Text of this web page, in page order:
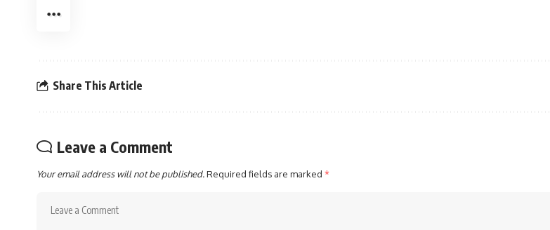
Share This Article
Leave a Comment
Your email address will not be published.Required fields are marked *